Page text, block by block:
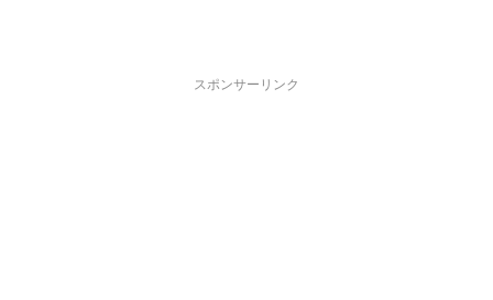
スポンサーリンク